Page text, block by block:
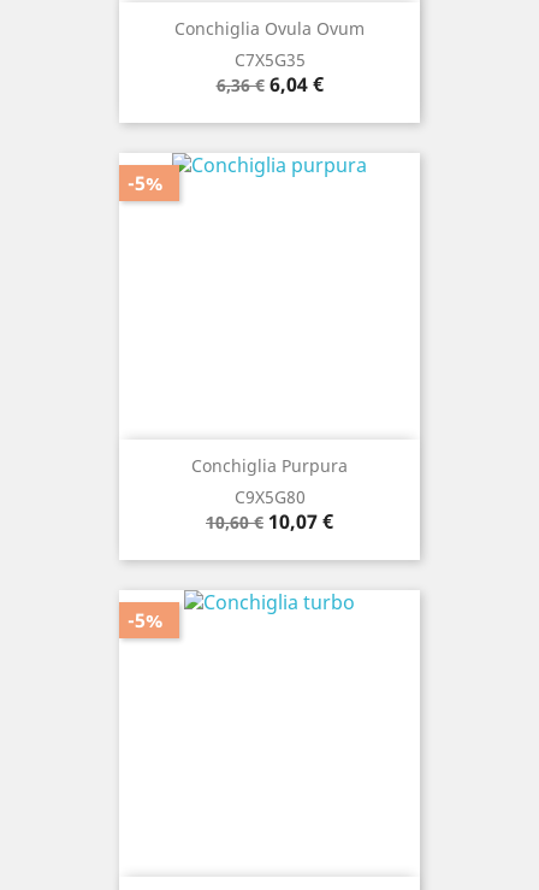
Conchiglia Ovula Ovum
C7X5G35
Prezzo
6,36 € Prezzo
6,04 €
Conchiglia Purpura
C9X5G80
Prezzo
10,60 € Prezzo
10,07 €
-5%
-5%